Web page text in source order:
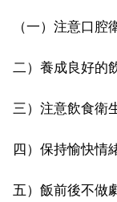
（一）注意口腔
二）養成良好的
三）注意飲食衛
四）保持愉快情
五）飯前後不做